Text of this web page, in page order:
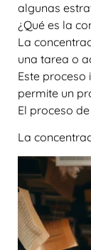
algunas
¿Qué es la
La
una tarea o
Este
permite un
El proceso
La